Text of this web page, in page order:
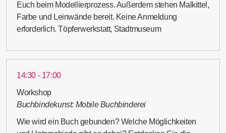
Euch beim Modellierprozess. Außerdem stehen Malkittel,
Farbe und Leinwände bereit. Keine Anmeldung
erforderlich. Töpferwerkstatt, Stadtmuseum
14:30 - 17:00
Workshop
Buchbindekunst: Mobile Buchbinderei
Wie wird ein Buch gebunden? Welche Möglichkeiten